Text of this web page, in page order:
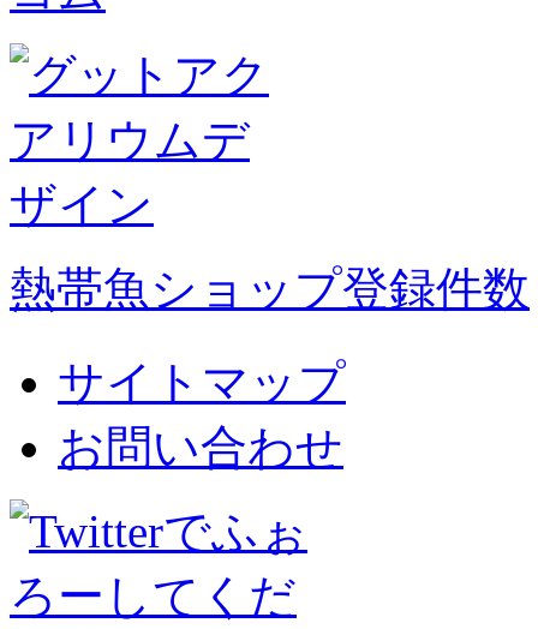
熱帯魚ショップ登録件数
サイトマップ
お問い合わせ